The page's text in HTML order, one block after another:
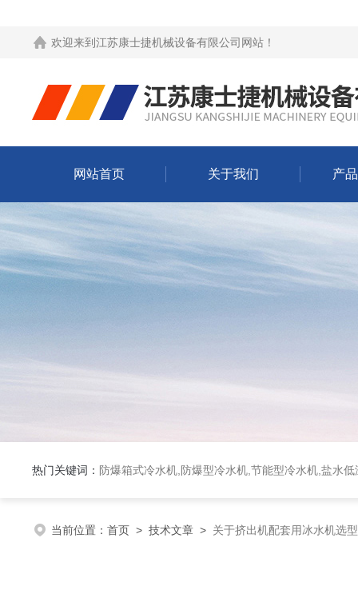
欢迎来到 江苏康士捷机械设备有限公司网站 ！
网站首页 关于我们 产
热门关键词： 防爆箱式冷水机,防爆型冷水机,节能型冷水机,盐水低
当前位置： 首页 > 技术文章 > 关于挤出机配套用冰水机选